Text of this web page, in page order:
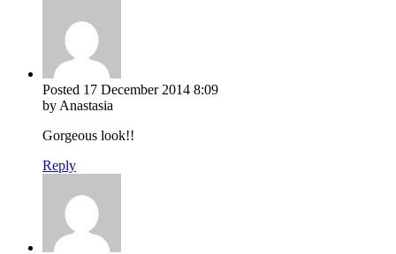
Posted 17 December 2014 8:09
by Anastasia
Gorgeous look!!
Reply